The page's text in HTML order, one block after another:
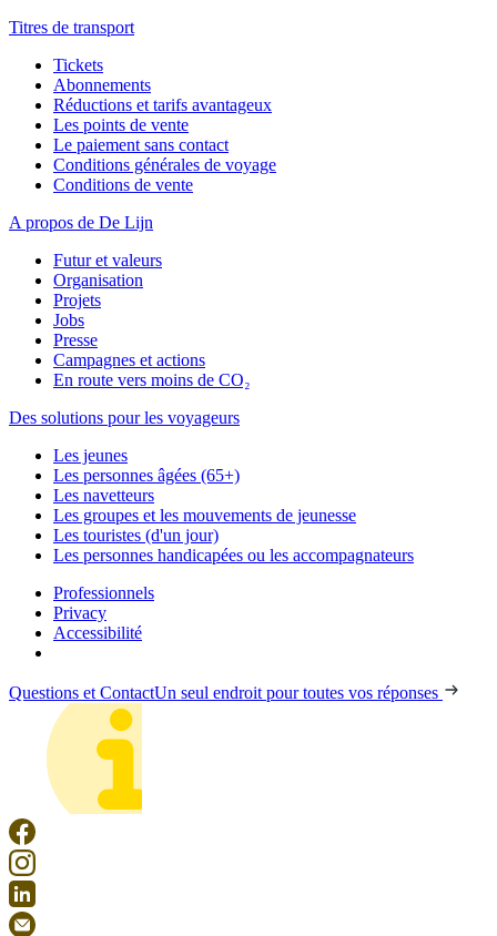
Titres de transport
Tickets
Abonnements
Réductions et tarifs avantageux
Les points de vente
Le paiement sans contact
Conditions générales de voyage
Conditions de vente
A propos de De Lijn
Futur et valeurs
Organisation
Projets
Jobs
Presse
Campagnes et actions
En route vers moins de CO₂
Des solutions pour les voyageurs
Les jeunes
Les personnes âgées (65+)
Les navetteurs
Les groupes et les mouvements de jeunesse
Les touristes (d'un jour)
Les personnes handicapées ou les accompagnateurs
Professionnels
Privacy
Accessibilité
Questions et ContactUn seul endroit pour toutes vos réponses